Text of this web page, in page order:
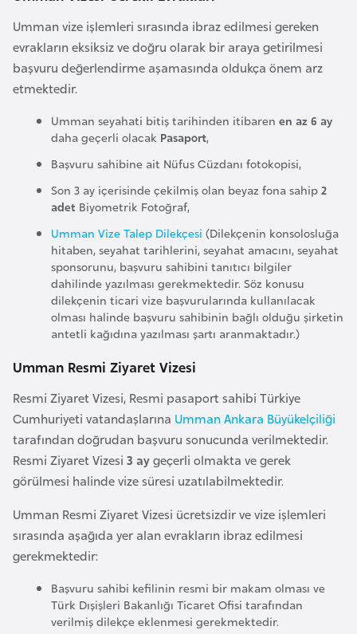
Umman vize işlemleri sırasında ibraz edilmesi gereken
evrakların eksiksiz ve doğru olarak bir araya getirilmesi
başvuru değerlendirme aşamasında oldukça önem arz
etmektedir.
Umman seyahati bitiş tarihinden itibaren en az 6 ay
daha geçerli olacak Pasaport,
Başvuru sahibine ait Nüfus Cüzdanı fotokopisi,
Son 3 ay içerisinde çekilmiş olan beyaz fona sahip2
adet Biyometrik Fotoğraf,
Umman Vize Talep Dilekçesi (Dilekçenin konsolosluğa
hitaben, seyahat tarihlerini, seyahat amacını, seyahat
sponsorunu, başvuru sahibini tanıtıcı bilgiler
dahilinde yazılması gerekmektedir. Söz konusu
dilekçenin ticari vize başvurularında kullanılacak
olması halinde başvuru sahibinin bağlı olduğu şirketin
antetli kağıdına yazılması şartı aranmaktadır.)
Umman Resmi Ziyaret Vizesi
Resmi Ziyaret Vizesi, Resmi pasaport sahibi Türkiye
Cumhuriyeti vatandaşlarına Umman Ankara Büyükelçiliği
tarafından doğrudan başvuru sonucunda verilmektedir.
Resmi Ziyaret Vizesi 3 aygeçerli olmakta ve gerek
görülmesi halinde vize süresi uzatılabilmektedir.
Umman Resmi Ziyaret Vizesi ücretsizdir ve vize işlemleri
sırasında aşağıda yer alan evrakların ibraz edilmesi
gerekmektedir:
Başvuru sahibi kefilinin resmi bir makam olması ve
Türk Dışişleri Bakanlığı Ticaret Ofisi tarafından
verilmiş dilekçe eklenmesi gerekmektedir.
e
i
u
t
i
Ç
i
n